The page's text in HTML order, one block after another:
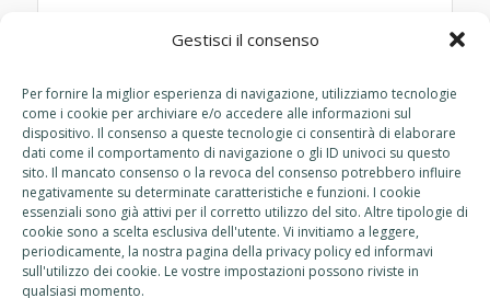
Gestisci il consenso
Per fornire la miglior esperienza di navigazione, utilizziamo tecnologie
come i cookie per archiviare e/o accedere alle informazioni sul
dispositivo. Il consenso a queste tecnologie ci consentirà di elaborare
dati come il comportamento di navigazione o gli ID univoci su questo
sito. Il mancato consenso o la revoca del consenso potrebbero influire
negativamente su determinate caratteristiche e funzioni. I cookie
essenziali sono già attivi per il corretto utilizzo del sito. Altre tipologie di
cookie sono a scelta esclusiva dell'utente. Vi invitiamo a leggere,
periodicamente, la nostra pagina della privacy policy ed informavi
sull'utilizzo dei cookie. Le vostre impostazioni possono riviste in
qualsiasi momento.
*Inserendo queste informazioni accetti il trattamento dei dati
personali da parte di ATC Caserta*